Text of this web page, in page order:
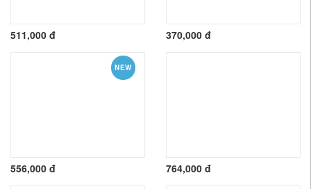
511,000 đ 370,000 đ
NEW
556,000 đ 764,000 đ